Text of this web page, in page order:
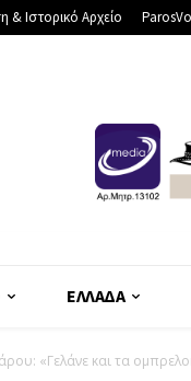
& Ιστορικό Αρχείο
ΕΛΛΆΔΑ
«Γελάνε και τα